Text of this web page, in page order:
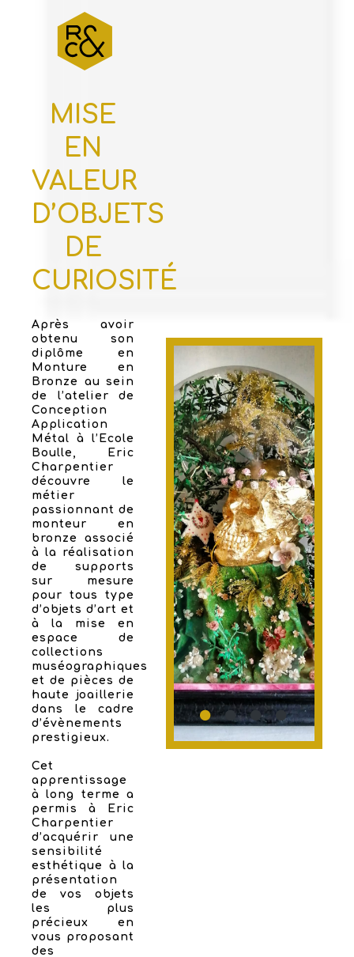
MISE
EN
VALEUR
D’OBJETS
DE
CURIOSITÉ
Après avoir
obtenu son
diplôme en
Monture en
Bronze au sein
de l’atelier de
Conception
Application
Métal à l’Ecole
Boulle, Eric
Charpentier
découvre le
métier
passionnant de
monteur en
bronze associé
à la réalisation
de supports
sur mesure
pour tous type
d’objets d’art et
à la mise en
espace de
collections
muséographiques
et de pièces de
haute joaillerie
dans le cadre
d’évènements
prestigieux.
Cet
apprentissage
à long terme a
permis à Eric
Charpentier
d’acquérir une
sensibilité
esthétique à la
présentation
de vos objets
les plus
précieux en
vous proposant
des